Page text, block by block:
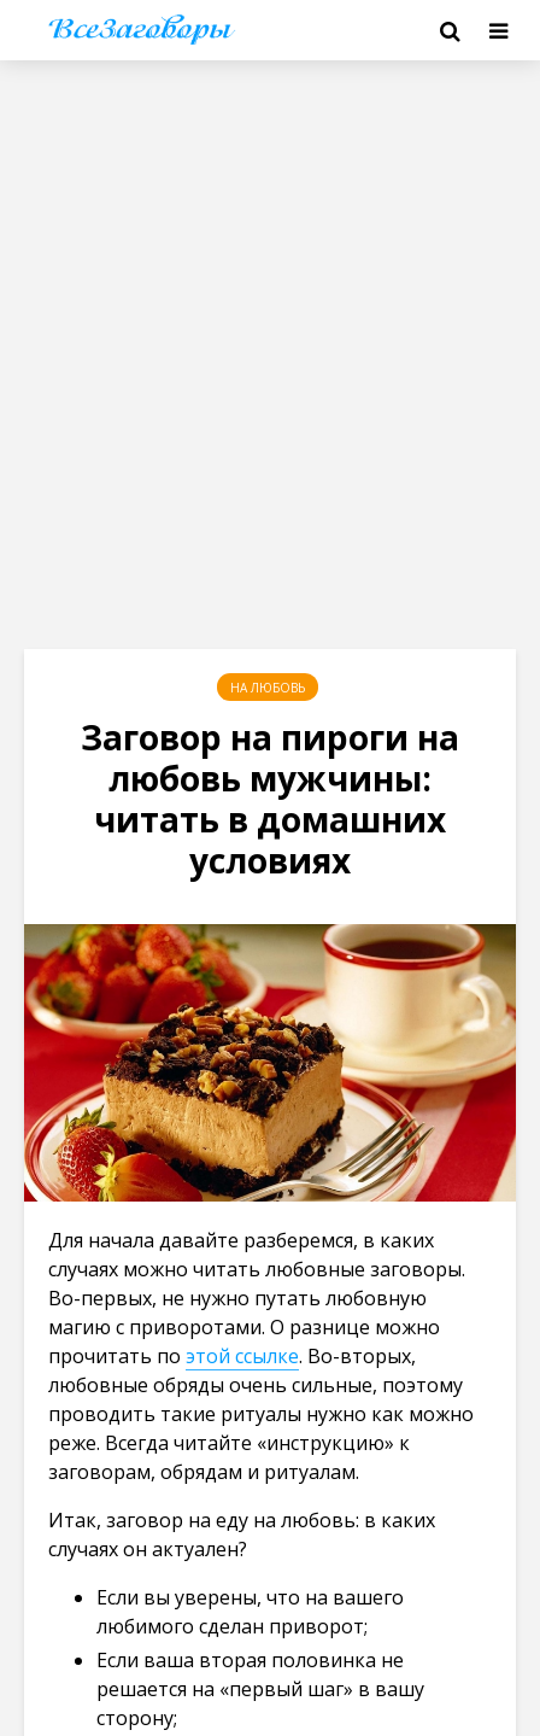
НА ЛЮБОВЬ
Заговор на пироги на
любовь мужчины:
читать в домашних
условиях
Для начала давайте разберемся, в каких
случаях можно читать любовные заговоры.
Во-первых, не нужно путать любовную
магию с приворотами. О разнице можно
прочитать по этой ссылке. Во-вторых,
любовные обряды очень сильные, поэтому
проводить такие ритуалы нужно как можно
реже. Всегда читайте «инструкцию» к
заговорам, обрядам и ритуалам.
Итак, заговор на еду на любовь: в каких
случаях он актуален?
Если вы уверены, что на вашего
любимого сделан приворот;
Если ваша вторая половинка не
решается на «первый шаг» в вашу
сторону;